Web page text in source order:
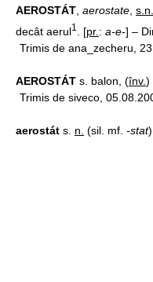
AEROSTÁT aerostate s.n.
decât aerul1 . [pr. : a-e-] –
Trimis de ana_zecheru,
AEROSTÁT s. balon, (înv.)
Trimis de siveco,
aerostát s. n. (sil. mf. -stat),